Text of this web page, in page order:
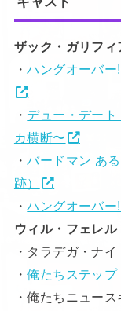
ザック・ガリフィ
・ハングオーバ
・ デュー・デート
カ横断〜
・バードマン あ
跡）
・ハングオーバー
ウィル・フェレル
・タラデガ・ナ
・俺たちステッ
・俺たちニュー